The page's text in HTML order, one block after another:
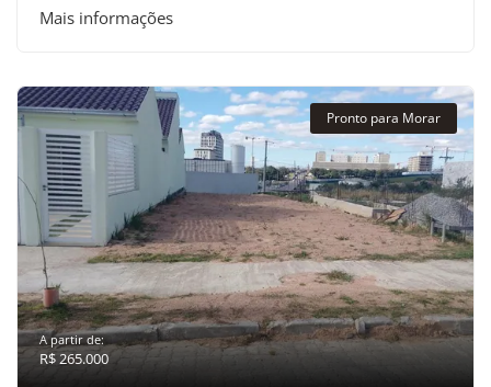
Mais informações
Pronto para Morar
A partir de:
R$ 265.000